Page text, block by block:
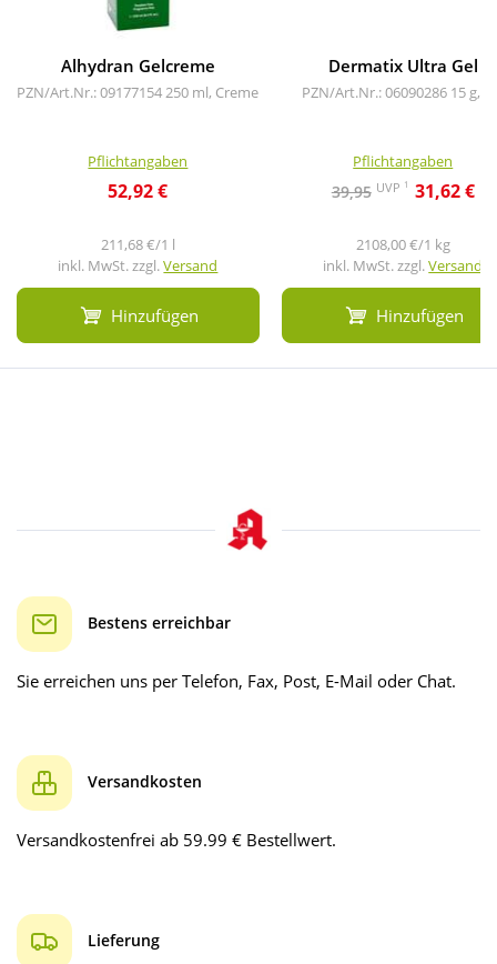
Alhydran Gelcreme
PZN/Art.Nr.: 09177154250 ml, Creme
Pflichtangaben
52,92 €
211,68 €/1 l
inkl. MwSt. zzgl.Versand
Hinzufügen
Dermatix Ultra Gel
PZN/Art.Nr.: 06090286 15 g,
Pflichtangaben
39,95 UVP 1 31,62 €
2108,00 €/1 kg
inkl. MwSt. zzgl.Versand
Hinzufügen
Bestens erreichbar
Sie erreichen uns per Telefon, Fax, Post, E-Mail oder Chat.
Versandkosten
Versandkostenfrei ab 59.99 € Bestellwert.
Lieferung